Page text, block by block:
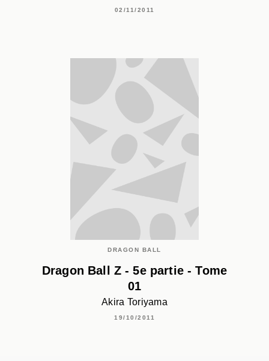
02/11/2011
DRAGON BALL
Dragon Ball Z - 5e partie - Tome
01
Akira Toriyama
19/10/2011